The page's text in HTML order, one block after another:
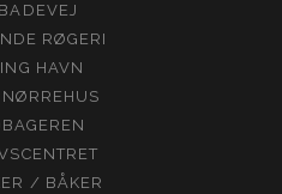
RØGERI
HAVN
/ BÅKER